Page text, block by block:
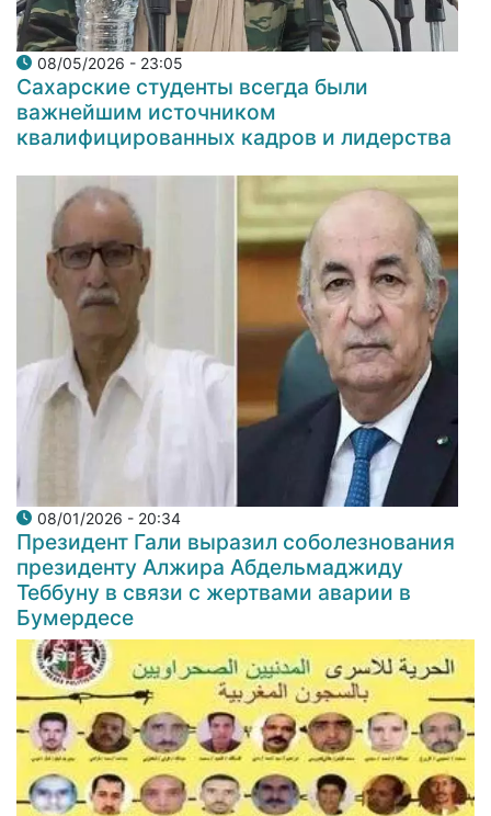
08/05/2026 - 23:05
Сахарские студенты всегда были
важнейшим источником
квалифицированных кадров и лидерства
08/01/2026 - 20:34
Президент Гали выразил соболезнования
президенту Алжира Абдельмаджиду
Теббуну в связи с жертвами аварии в
Бумердесе